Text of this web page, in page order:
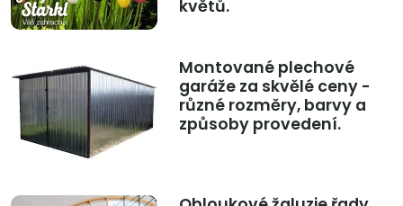
květů.
Montované plechové
garáže za skvělé ceny -
různé rozměry, barvy a
způsoby provedení.